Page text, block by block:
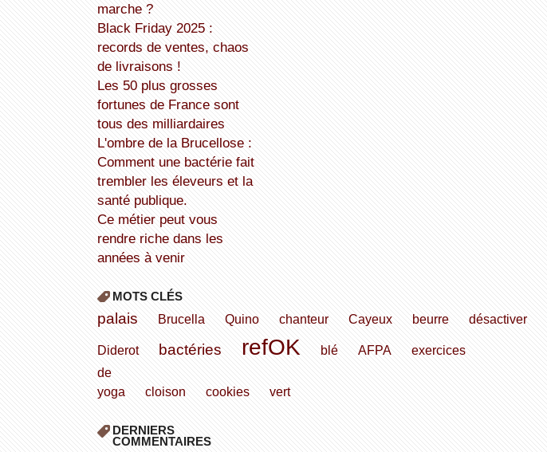
marche ?
Black Friday 2025 :
records de ventes, chaos
de livraisons !
Les 50 plus grosses
fortunes de France sont
tous des milliardaires
L'ombre de la Brucellose :
Comment une bactérie fait
trembler les éleveurs et la
santé publique.
Ce métier peut vous
rendre riche dans les
années à venir
MOTS CLÉS
palais Brucella Quino chanteur Cayeux beurre désactiver
Diderot bactéries refOK blé AFPA
exercices
de
yoga
cloison cookies vert
DERNIERS
COMMENTAIRES